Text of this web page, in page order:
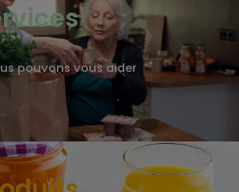
pouvons vous aider